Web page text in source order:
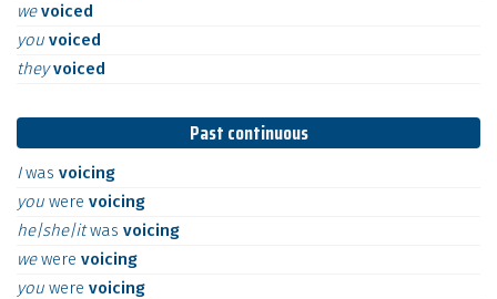
wevoiced
you voiced
theyvoiced
Past continuous
Iwas voicing
you were voicing
he|she|itwas voicing
wewere voicing
you were voicing